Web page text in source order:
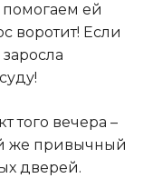
ей
воротит! Если
того вечера –
же привычный
дверей.